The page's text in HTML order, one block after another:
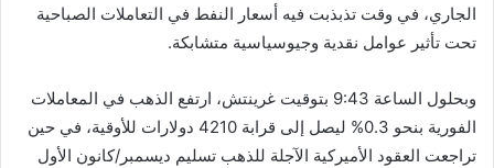
الجاري، في وقت تذبذبت فيه أسعار النفط في التعاملات الصباحية
تحت تأثير عوامل نقدية وجيوسياسية متشابكة.
وبحلول الساعة 9:43 بتوقيت غرينتش، ارتفع الذهب في المعاملات
الفورية بنحو 0.3% ليصل إلى قرابة 4210 دولارات للأوقية، في حين
تراجعت العقود الأميركية الآجلة للذهب تسليم ديسمبر/كانون الأول